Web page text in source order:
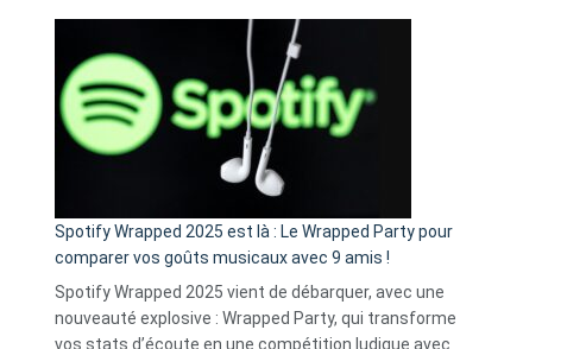
l’excuse
je
n’ai
pas
de
cash
»
Solly
change
Spotify Wrapped 2025 est là : Le Wrapped Party pour
comparer vos goûts musicaux avec 9 amis !
Spotify Wrapped 2025 vient de débarquer, avec une
nouveauté explosive : Wrapped Party, qui transforme
vos stats d’écoute en une compétition ludique avec